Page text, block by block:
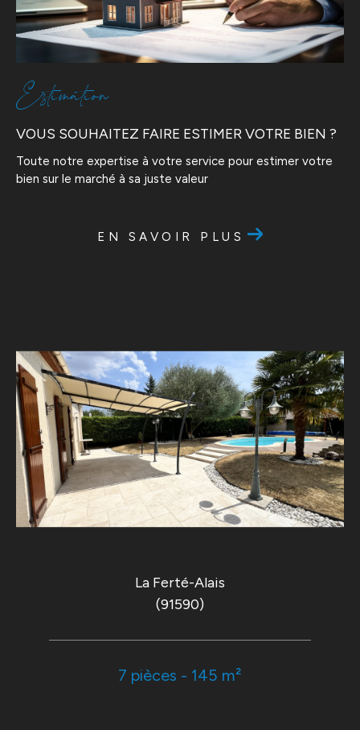
Estimation
VOUS SOUHAITEZ FAIRE ESTIMER VOTRE BIEN ?
Toute notre expertise à votre service pour estimer votre
bien sur le marché à sa juste valeur
EN SAVOIR PLUS
La Ferté-Alais
(91590)
7 pièces - 145 m²